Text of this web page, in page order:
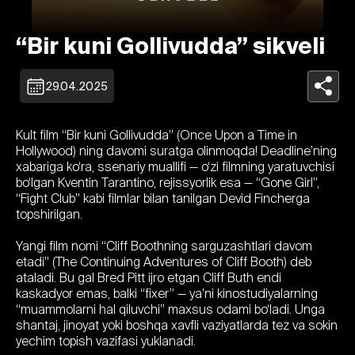
“Bir kuni Gollivudda” sikveli
29.04.2025
Kult film “Bir kuni Gollivudda” (Once Upon a Time in
Hollywood) ning davomi suratga olinmoqda! Deadline’ning
xabariga ko‘ra, ssenariy muallifi — o‘zi filmning yaratuvchisi
bo‘lgan Kventin Tarantino, rejissyorlik esa — “Gone Girl”,
“Fight Club” kabi filmlar bilan tanilgan Devid Fincherga
topshirilgan.
Yangi film nomi “Cliff Boothning sarguzashtlari davom
etadi” (The Continuing Adventures of Cliff Booth) deb
ataladi. Bu gal Bred Pitt ijro etgan Cliff Buth endi
kaskadyor emas, balki “fixer” — ya’ni kinostudiyalarning
“muammolarni hal qiluvchi” maxsus odami bo‘ladi. Unga
shantaj, jinoyat yoki boshqa xavfli vaziyatlarda tez va sokin
yechim topish vazifasi yuklanadi.